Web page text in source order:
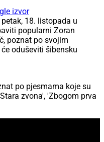
izvor
18. listopada u
popularni Zoran
poznat po svojim
oduševiti šibensku
po pjesmama koje su
zvona', 'Zbogom prva